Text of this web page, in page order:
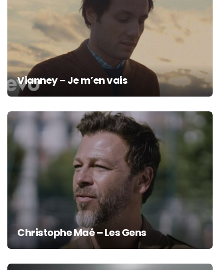
Vianney – Je m’en vais
Christophe Maé – Les Gens